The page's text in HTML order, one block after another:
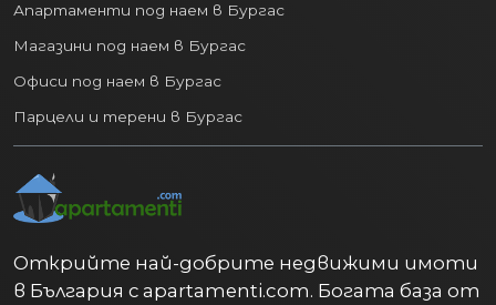
Апартаменти под наем в Бургас
Магазини под наем в Бургас
Офиси под наем в Бургас
Парцели и терени в Бургас
Открийте най-добрите недвижими имоти
в България с apartamenti.com. Богата база от